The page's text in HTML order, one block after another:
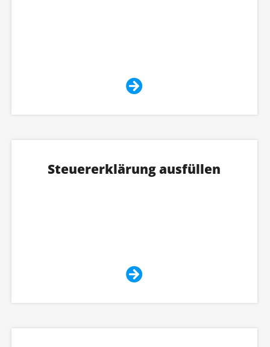
Steuererklärung ausfüllen